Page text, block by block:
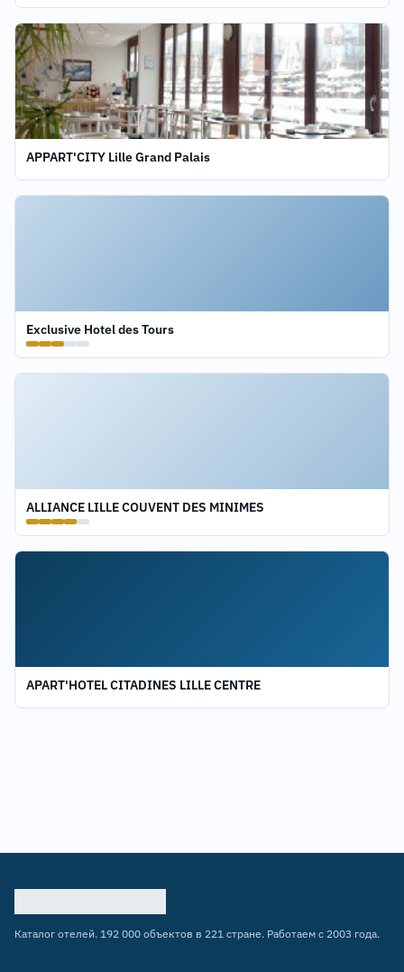
APPART'CITY Lille Grand Palais
Exclusive Hotel des Tours
ALLIANCE LILLE COUVENT DES MINIMES
APART'HOTEL CITADINES LILLE CENTRE
Каталог отелей. 192 000 объектов в 221 стране. Работаем с 2003 года.